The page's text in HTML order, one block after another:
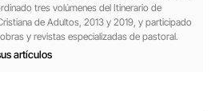
tres volúmenes del Itinerario de
de Adultos, 2013 y 2019, y participado
y revistas especializadas de pastoral.
artículos